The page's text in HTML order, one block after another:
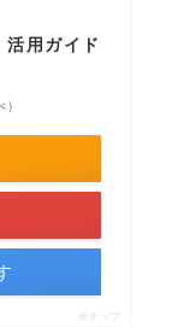
用ガイド
ポチップ